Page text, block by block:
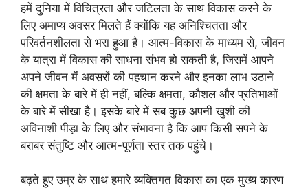
हमें दुनिया में विचित्रता और जटिलता के साथ विकास करने के
लिए अमाप्य अवसर मिलते हैं क्योंकि यह अनिश्चितता और
परिवर्तनशीलता से भरा हुआ है। आत्म-विकास के माध्यम से, जीवन
के यात्रा में विकास की साधना संभव हो सकती है, जिसमें आपने
अपने जीवन में अवसरों की पहचान करने और इनका लाभ उठाने
की क्षमता के बारे में ही नहीं, बल्कि क्षमता, कौशल और प्रतिभाओं
के बारे में सीखा है। इसके बारे में सब कुछ अपनी खुशी की
अविनाशी पीड़ा के लिए और संभावना है कि आप किसी सपने के
बराबर संतुष्टि और आत्म-पूर्णता स्तर तक पहुंचे।
बढ़ते हुए उम्र के साथ हमारे व्यक्तिगत विकास का एक मुख्य कारण